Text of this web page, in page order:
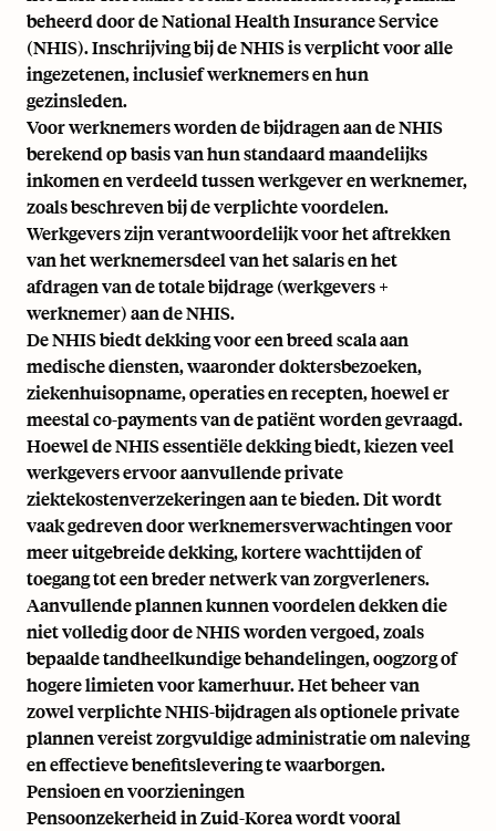
beheerd door de National Health Insurance Service
(NHIS). Inschrijving bij de NHIS is verplicht voor alle
ingezetenen, inclusief werknemers en hun
gezinsleden.
Voor werknemers worden de bijdragen aan de NHIS
berekend op basis van hun standaard maandelijks
inkomen en verdeeld tussen werkgever en werknemer,
zoals beschreven bij de verplichte voordelen.
Werkgevers zijn verantwoordelijk voor het aftrekken
van het werknemersdeel van het salaris en het
afdragen van de totale bijdrage (werkgevers +
werknemer) aan de NHIS.
De NHIS biedt dekking voor een breed scala aan
medische diensten, waaronder doktersbezoeken,
ziekenhuisopname, operaties en recepten, hoewel er
meestal co-payments van de patiënt worden gevraagd.
Hoewel de NHIS essentiële dekking biedt, kiezen veel
werkgevers ervoor aanvullende private
ziektekostenverzekeringen aan te bieden. Dit wordt
vaak gedreven door werknemersverwachtingen voor
meer uitgebreide dekking, kortere wachttijden of
toegang tot een breder netwerk van zorgverleners.
Aanvullende plannen kunnen voordelen dekken die
niet volledig door de NHIS worden vergoed, zoals
bepaalde tandheelkundige behandelingen, oogzorg of
hogere limieten voor kamerhuur. Het beheer van
zowel verplichte NHIS-bijdragen als optionele private
plannen vereist zorgvuldige administratie om naleving
en effectieve benefitslevering te waarborgen.
Pensioen en voorzieningen
Pensoonzekerheid in Zuid-Korea wordt vooral